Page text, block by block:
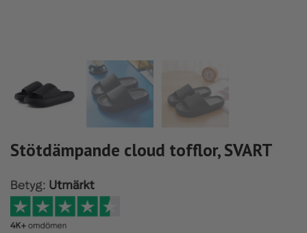
Stötdämpande cloud tofflor, SVART